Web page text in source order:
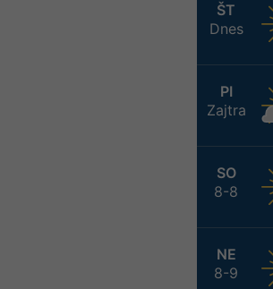
ŠT
Dnes
PI
Zajtra
SO
8-8
NE
8-9